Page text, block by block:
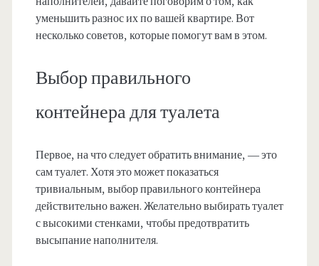
уменьшить разнос их по вашей квартире. Вот
несколько советов, которые помогут вам в этом.
Выбор правильного
контейнера для туалета
Первое, на что следует обратить внимание, — это
сам туалет. Хотя это может показаться
тривиальным, выбор правильного контейнера
действительно важен. Желательно выбирать туалет
с высокими стенками, чтобы предотвратить
высыпание наполнителя.